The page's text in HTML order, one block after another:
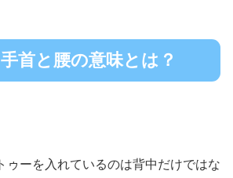
首と腰の意味とは？
ゥーを入れているのは背中だけではな